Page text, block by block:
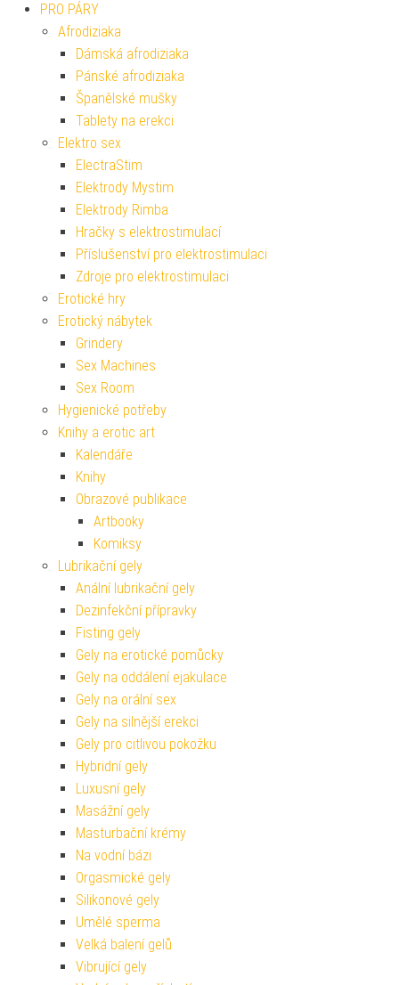
PRO PÁRY
Afrodiziaka
Dámská afrodiziaka
Pánské afrodiziaka
Španělské mušky
Tablety na erekci
Elektro sex
ElectraStim
Elektrody Mystim
Elektrody Rimba
Hračky s elektrostimulací
Příslušenství pro elektrostimulaci
Zdroje pro elektrostimulaci
Erotické hry
Erotický nábytek
Grindery
Sex Machines
Sex Room
Hygienické potřeby
Knihy a erotic art
Kalendáře
Knihy
Obrazové publikace
Artbooky
Komiksy
Lubrikační gely
Anální lubrikační gely
Dezinfekční přípravky
Fisting gely
Gely na erotické pomůcky
Gely na oddálení ejakulace
Gely na orální sex
Gely na silnější erekci
Gely pro citlivou pokožku
Hybridní gely
Luxusní gely
Masážní gely
Masturbační krémy
Na vodní bázi
Orgasmické gely
Silikonové gely
Umělé sperma
Velká balení gelů
Vibrující gely